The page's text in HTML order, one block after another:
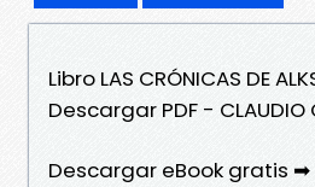
Libro LAS CRÓNICAS DE
Descargar PDF - CLAUDIO
Descargar eBook gratis ➡